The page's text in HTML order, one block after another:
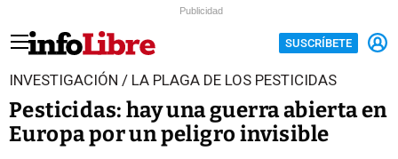
Publicidad
SUSCRÍBETE
INVESTIGACIÓN / LA PLAGA DE LOS PESTICIDAS
Pesticidas: hay una guerra abierta en
Europa por un peligro invisible